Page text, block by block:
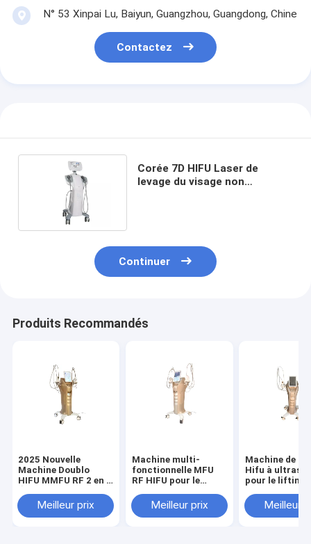
N° 53 Xinpai Lu, Baiyun, Guangzhou, Guangdong, Chine
Contactez
Corée 7D HIFU Laser de
levage du visage non
Continuer
Produits Recommandés
2025 Nouvelle
Machine Doublo
HIFU MMFU RF 2 en 1
Beauté Coréen HIFU
pour le
Meilleur prix
Machine multi-
fonctionnelle MFU
RF HIFU pour le
levage de la peau du
visage et du corps
Meilleur prix
Machine de
Hifu à
pour le lifting
de la peau
des rides
Meilleur